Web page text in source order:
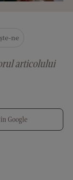
ne
articolului
Google